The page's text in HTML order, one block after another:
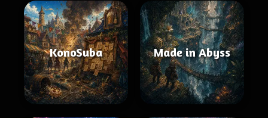
KonoSuba Made in Abyss